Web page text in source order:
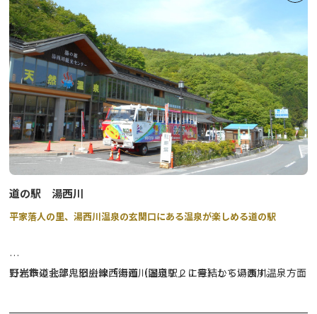
ングやランチがご利用いただけます。
道の駅 湯西川
平家落人の里、湯西川温泉の玄関口にある温泉が楽しめる道の駅
日光市の北部、旧会津西街道（国道１２１号）から湯西川温泉方面
野岩鉄道会津鬼怒川線「湯西川温泉駅」に直結しています。